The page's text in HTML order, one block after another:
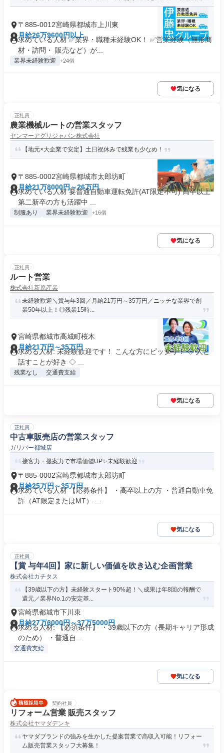
〒885-0012宮崎県都城市上川東
月給26万9600円以上
求めている人材 ✅業界・職種未経験OK！ ✅営業経験（無形商
材・訪問・ 販売など）が...
業界未経験歓迎 +24個
気になる
正社員
農業機械ルートの営業スタッフ
ヤンマーアグリジャパン株式会社
【地元×大企業で安定】土日祝休みで残業も少なめ！
〒885-0002宮崎県都城市太郎坊町
月給21万8000円～26万円
求めている人材 要普通自動車運転免許(AT限定不可) 高卒以上*
第二新卒の方も活躍中 ...
制服あり 業界未経験歓迎 +16個
気になる
正社員
ルート営業
株式会社新原産業
未経験歓迎＼賞与年3回／月給21万円～35万円／ニッチな業界で創
業50年以上！◎残業15時...
宮崎県都城市高城町桜木
月給21万円～35万円
求める人材: 未経験歓迎です！ こんな方にピッタリ！ ◇ 人と
話すことが好き ◇ ...
残業なし 交通費支給
気になる
正社員
中古車販売店の営業スタッフ
ガリバー都城店
接客力・提案力で市場価値UP✨未経験歓迎
〒885-0002宮崎県都城市太郎坊町
月給25万円～35万円
求めている人材 【応募条件】 ・高卒以上の方 ・普通自動車免
許（AT限定またはMT） ...
気になる
正社員
【賞 与年4回】家に新しい価値を吹き込む企画営業
株式会社カチタス
【39歳以下の方】未経験スタート90%超！＼成果は年8回の報酬で
還元／業界No.1の安定基...
宮崎県都城市下川東
月給27万6000円～37万5000円
求める人材: 【必須条件】 ・39歳以下の方（長期キャリア形成
のため） ・普通自...
交通費支給
気になる
契約社員
リフォーム営業 販売スタッフ
株式会社ヤマダデンキ
ヤマダブランドの強みを生かした提案営業で高収入可能！リフォー
ム販売営業スタッフ大募集！